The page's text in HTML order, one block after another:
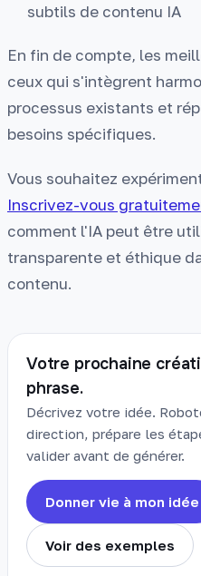
subtils de contenu IA
En fin de compte, les
ceux qui s'intègrent
processus existants et
besoins spécifiques.
Vous souhaitez
Inscrivez-vous
comment l'IA peut être
transparente et éthique
contenu.
Votre prochaine
phrase.
Décrivez votre idée.
direction, prépare les
valider avant de générer.
Donner vie à mon idée
Voir des exemples